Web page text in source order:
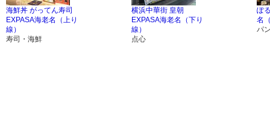
海鮮丼 がってん寿司
EXPASA海老名（上り
線）
寿司・海鮮
横浜中華街 皇朝
EXPASA海老名（下り
線）
点心
ぽ
名
パ